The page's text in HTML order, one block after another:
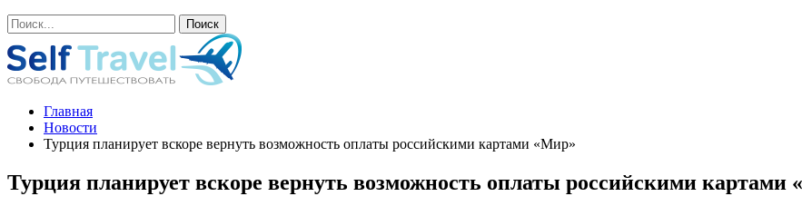
Главная
Новости
Турция планирует вскоре вернуть возможность оплаты российскими картами «Мир»
Турция планирует вскоре вернуть возможность оплаты российскими картами